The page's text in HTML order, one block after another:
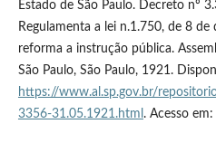
Estado de São Paulo. Decreto nº
Regulamenta a lei n.1.750, de 8
reforma a instrução pública.
São Paulo, São Paulo, 1921.
https://www.al.sp.gov.br/
3356-31.05.1921.html . Acesso